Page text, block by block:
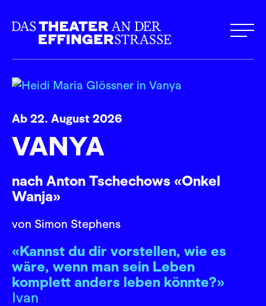
Ab 22. August 2026
VANYA
nach Anton Tschechows «Onkel
Wanja»
von Simon Stephens
«Kannst du dir vorstellen, wie es
wäre, wenn man sein Leben
komplett anders leben könnte?»
Ivan